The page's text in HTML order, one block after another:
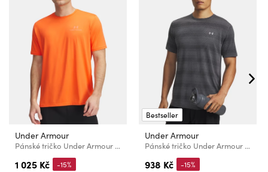
Under Armour
Pánské tričko Under Armour Vanish Energy SS
1 025 Kč -15%
Bestseller
Under Armour
Pánské tričko Under Armour UA Velociti SS
938 Kč -15%